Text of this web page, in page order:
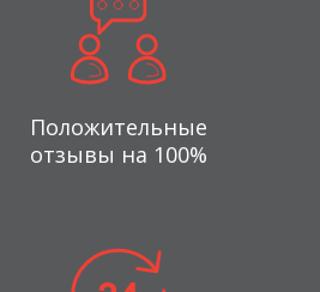
Положительные
отзывы на 100%